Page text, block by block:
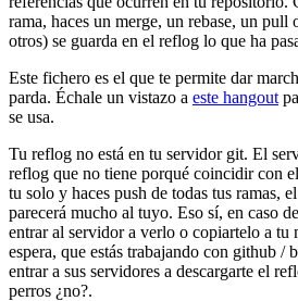
rama, haces un merge, un rebase, un
otros) se guarda en el reflog lo que ha
Este fichero es el que te permite dar
parda. Échale un vistazo a este hangout
se usa.
Tu reflog no está en tu servidor git. El
reflog que no tiene porqué coincidir con
tu solo y haces push de todas tus ramas,
parecerá mucho al tuyo. Eso sí, en caso
entrar al servidor a verlo o copiartelo a
espera, que estás trabajando con github /
entrar a sus servidores a descargarte el
perros ¿no?.